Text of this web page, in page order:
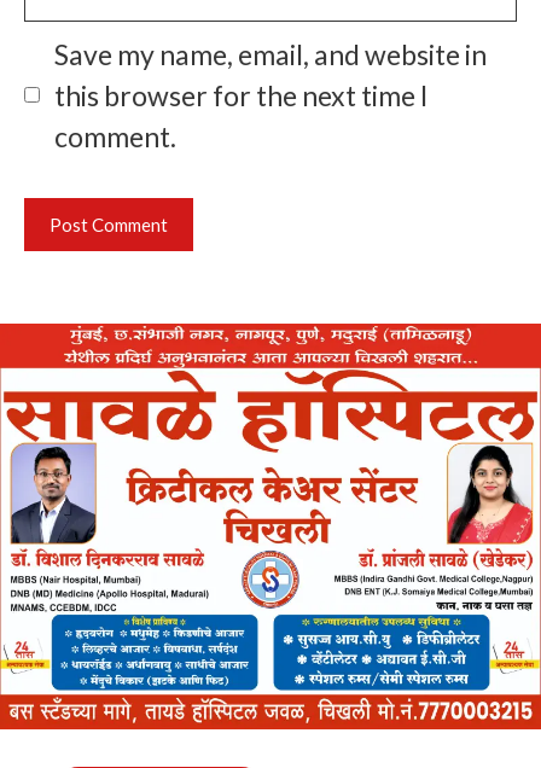
Save my name, email, and website in
this browser for the next time I
comment.